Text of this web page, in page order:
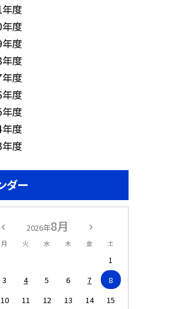
度
度
度
度
度
度
度
度
度
ダー
2026年8月
月 火 水 木 金 土
1
3 4 5 6 7
8
10 11 12 13 14
15